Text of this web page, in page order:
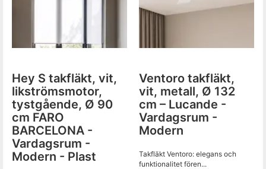
Hey S takfläkt, vit,
likströmsmotor,
tystgående, Ø 90
cm FARO
BARCELONA -
Vardagsrum -
Modern - Plast
Ventoro takfläkt,
vit, metall, Ø 132
cm – Lucande -
Vardagsrum -
Modern
Takfläkt Ventoro: elegans och
funktionalitet fören...